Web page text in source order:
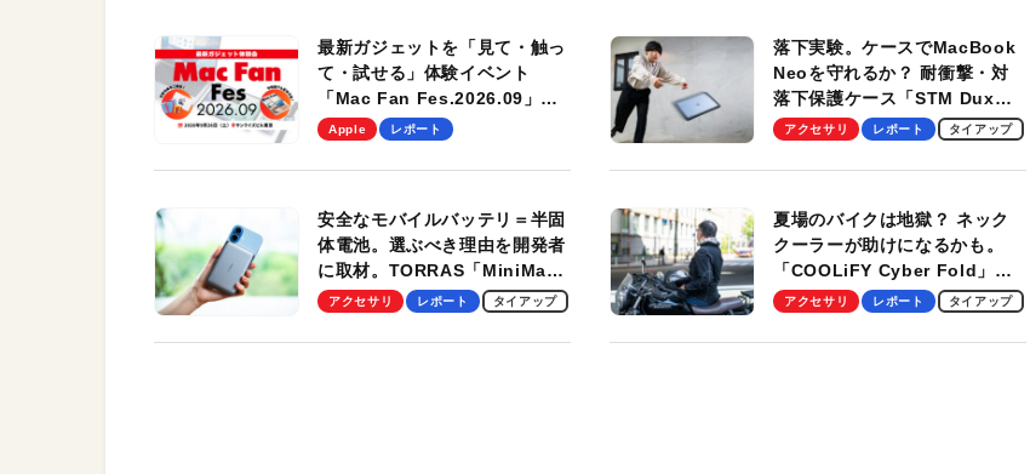
最新ガジェットを「見て・触っ
て・試せる」体験イベント
「Mac Fan Fes.2026.09」
を、9月26日（土）に開催しま
Apple レポート
落下実験。ケースでMacBook
Neoを守れるか？ 耐衝撃・対
落下保護ケース「STM Dux
Ultra」を検証。学生、ビジネ
適！
アクセサリ レポート タイアップ
安全なモバイルバッテリ＝半固
体電池。選ぶべき理由を開発者
に取材。TORRAS「MiniMag
Pro」の実機レビューも
アクセサリ レポート タイアップ
夏場のバイクは地獄？ ネック
クーラーが助けになるかも。
「COOLiFY Cyber Fold」レ
ビュー。冷却の速さ、密着する
性がグッド！
アクセサリ レポート タイアップ